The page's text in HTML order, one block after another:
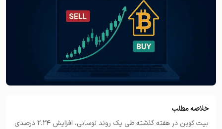
خلاصه مطلب
بیت کوین در هفته گذشته طی یک روند نوسانی، افزایش ۲.۲۴ درصدی